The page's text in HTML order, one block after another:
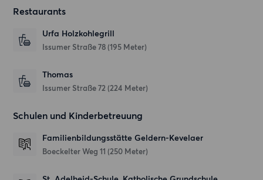
Restaurants
Urfa Holzkohlegrill
Issumer Straße 78 (195 Meter)
Thomas
Issumer Straße 72 (224 Meter)
Schulen und Kinderbetreuung
Familienbildungsstätte Geldern-Kevelaer
Boeckelter Weg 11 (250 Meter)